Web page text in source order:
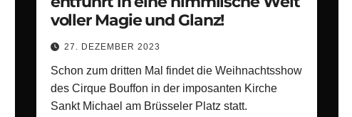
voller Magie und Glanz!
27. DEZEMBER 2023
Schon zum dritten Mal findet die Weihnachtsshow
des Cirque Bouffon in der imposanten Kirche
Sankt Michael am Brüsseler Platz statt.